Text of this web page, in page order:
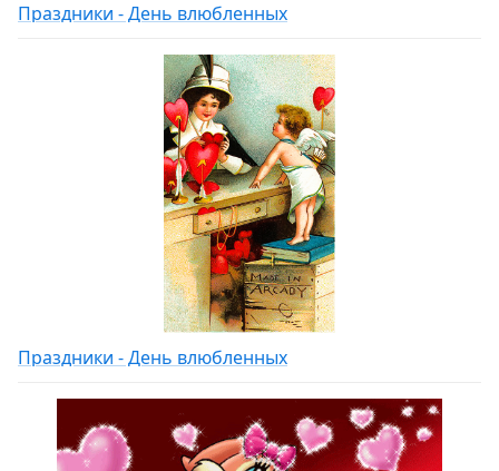
Праздники - День влюбленных
Праздники - День влюбленных